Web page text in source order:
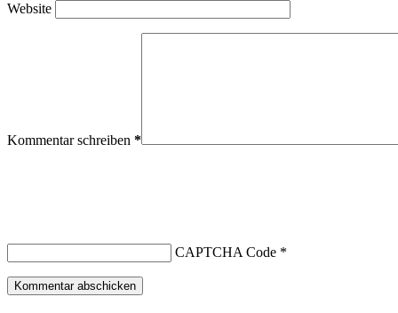
Website
Kommentar schreiben *
CAPTCHA Code *
Kommentar abschicken